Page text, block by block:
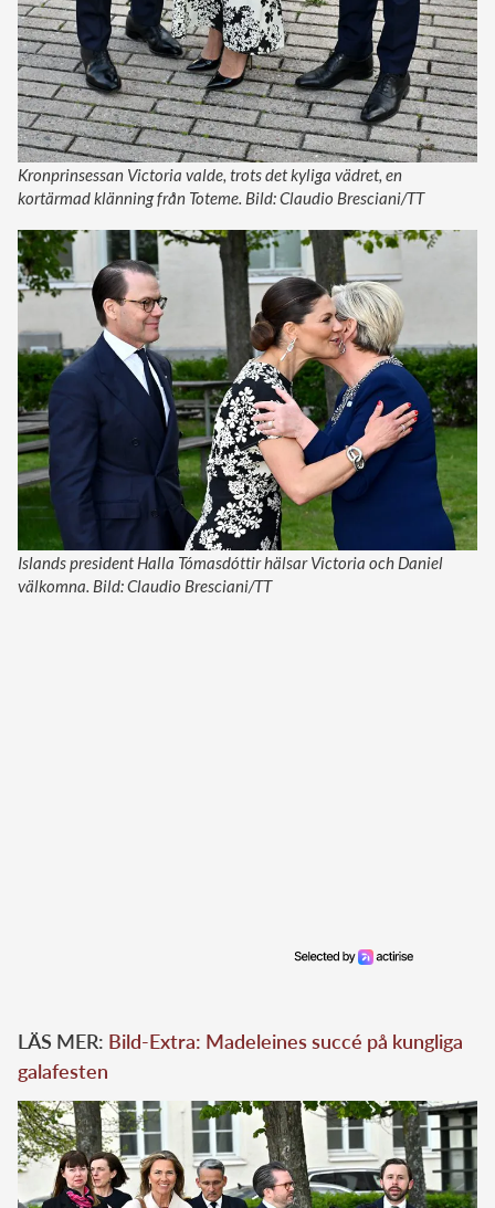
Kronprinsessan Victoria valde, trots det kyliga vädret, en
kortärmad klänning från Toteme. Bild: Claudio Bresciani/TT
Islands president Halla Tómasdóttir hälsar Victoria och Daniel
välkomna. Bild: Claudio Bresciani/TT
LÄS MER: Bild-Extra: Madeleines succé på kungliga
galafesten